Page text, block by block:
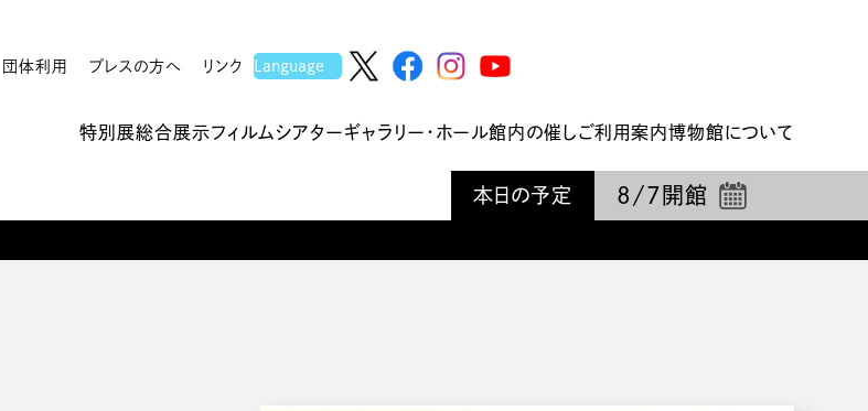
団体利用 プレスの方へ リンク
特別展総合展示フィルムシアターギャラリー・ホール館内の催しご利用案内博物館について
本日の予定 8/7 開館